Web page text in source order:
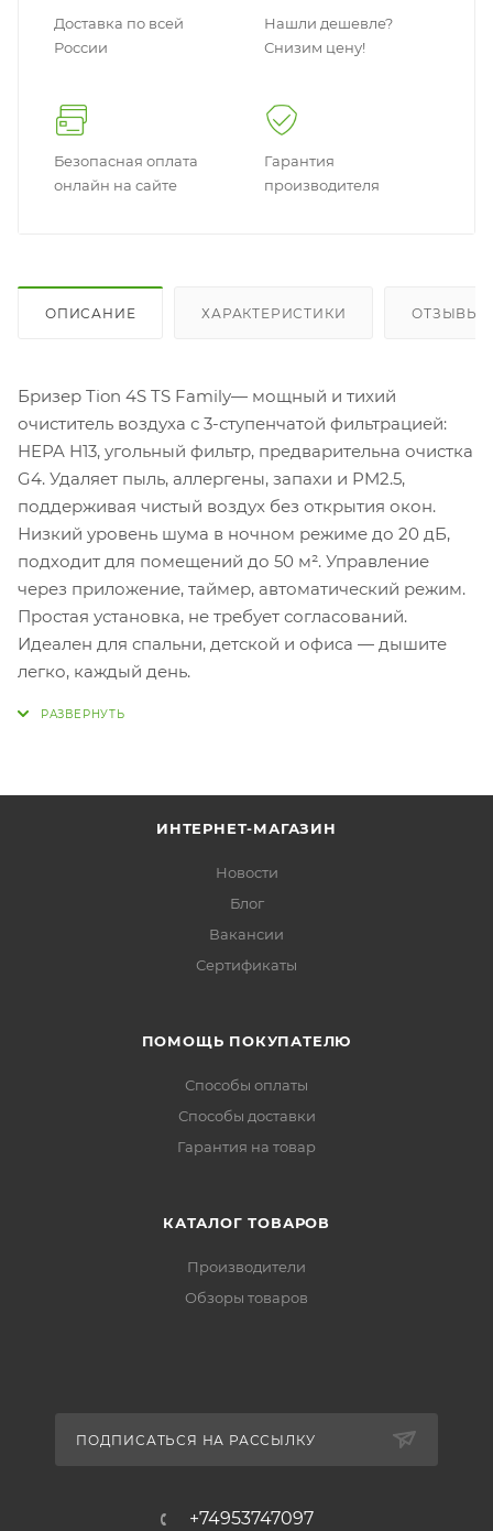
Доставка по всей
России
Нашли дешевле?
Снизим цену!
Безопасная оплата
онлайн на сайте
Гарантия
производителя
ОПИСАНИЕ ХАРАКТЕРИСТИКИ ОТЗЫВЫ
Бризер Tion 4S TS Family— мощный и тихий
очиститель воздуха с 3-ступенчатой фильтрацией:
HEPA H13, угольный фильтр, предварительна очистка
G4. Удаляет пыль, аллергены, запахи и PM2.5,
поддерживая чистый воздух без открытия окон.
Низкий уровень шума в ночном режиме до 20 дБ,
подходит для помещений до 50 м². Управление
через приложение, таймер, автоматический режим.
Простая установка, не требует согласований.
Идеален для спальни, детской и офиса — дышите
легко, каждый день.
ИНТЕРНЕТ-МАГАЗИН
Новости
Блог
Вакансии
Сертификаты
ПОМОЩЬ ПОКУПАТЕЛЮ
Способы оплаты
Способы доставки
Гарантия на товар
КАТАЛОГ ТОВАРОВ
Производители
Обзоры товаров
ПОДПИСАТЬСЯ НА РАССЫЛКУ
+74953747097